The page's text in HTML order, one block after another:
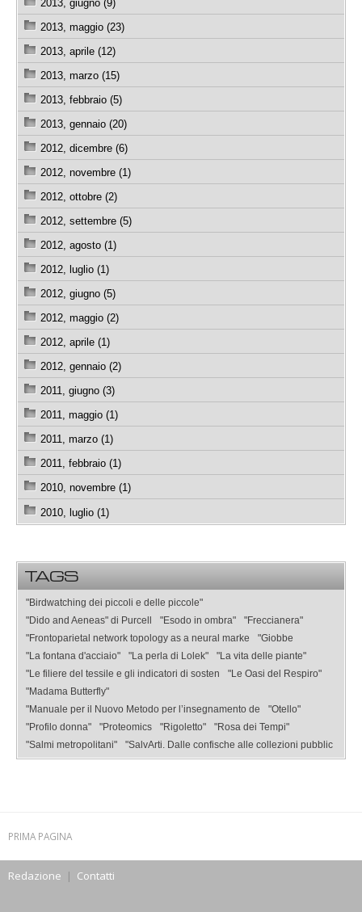
2013, giugno (9)
2013, maggio (23)
2013, aprile (12)
2013, marzo (15)
2013, febbraio (5)
2013, gennaio (20)
2012, dicembre (6)
2012, novembre (1)
2012, ottobre (2)
2012, settembre (5)
2012, agosto (1)
2012, luglio (1)
2012, giugno (5)
2012, maggio (2)
2012, aprile (1)
2012, gennaio (2)
2011, giugno (3)
2011, maggio (1)
2011, marzo (1)
2011, febbraio (1)
2010, novembre (1)
2010, luglio (1)
TAGS
"Birdwatching dei piccoli e delle piccole"
"Dido and Aeneas" di Purcell
"Esodo in ombra"
"Freccianera"
"Frontoparietal network topology as a neural marke
"Giobbe
"La fontana d'acciaio"
"La perla di Lolek"
"La vita delle piante"
"Le filiere del tessile e gli indicatori di sosten
"Le Oasi del Respiro"
"Madama Butterfly"
"Manuale per il Nuovo Metodo per l’insegnamento de
"Otello"
"Profilo donna"
"Proteomics "Rigoletto"
"Rosa dei Tempi"
"Salmi metropolitani"
"SalvArti. Dalle confische alle collezioni pubblic
PRIMA PAGINA
Redazione | Contatti